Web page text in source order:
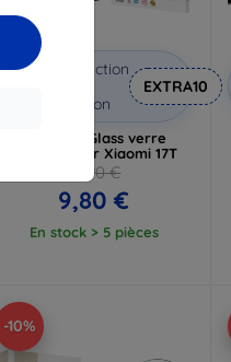
Réduction
coupon
EXTRA10
3mk HardGlass verre
trempé pour Xiaomi 17T
10,90 €
9,80 €
En stock > 5 pièces
-10%